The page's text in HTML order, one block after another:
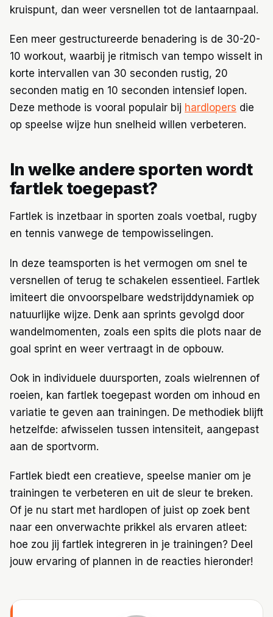
kruispunt, dan weer versnellen tot de lantaarnpaal.
Een meer gestructureerde benadering is de 30-20-
10 workout, waarbij je ritmisch van tempo wisselt in
korte intervallen van 30 seconden rustig, 20
seconden matig en 10 seconden intensief lopen.
Deze methode is vooral populair bij hardlopers die
op speelse wijze hun snelheid willen verbeteren.
In welke andere sporten wordt
fartlek toegepast?
Fartlek is inzetbaar in sporten zoals voetbal, rugby
en tennis vanwege de tempowisselingen.
In deze teamsporten is het vermogen om snel te
versnellen of terug te schakelen essentieel. Fartlek
imiteert die onvoorspelbare wedstrijddynamiek op
natuurlijke wijze. Denk aan sprints gevolgd door
wandelmomenten, zoals een spits die plots naar de
goal sprint en weer vertraagt in de opbouw.
Ook in individuele duursporten, zoals wielrennen of
roeien, kan fartlek toegepast worden om inhoud en
variatie te geven aan trainingen. De methodiek blijft
hetzelfde: afwisselen tussen intensiteit, aangepast
aan de sportvorm.
Fartlek biedt een creatieve, speelse manier om je
trainingen te verbeteren en uit de sleur te breken.
Of je nu start met hardlopen of juist op zoek bent
naar een onverwachte prikkel als ervaren atleet:
hoe zou jij fartlek integreren in je trainingen? Deel
jouw ervaring of plannen in de reacties hieronder!